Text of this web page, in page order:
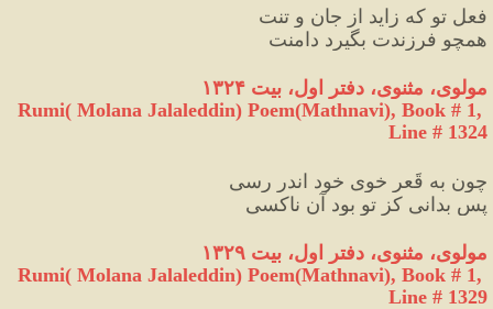
فعل تو که زاید از جان و تنت
همچو فرزندت بگیرد دامنت
مولوی، مثنوی، دفتر اول، بیت ۱۳۲۴
Rumi( Molana Jalaleddin) Poem(Mathnavi), Book # 1,
Line # 1324
چون به قَعرِ خویِ خود اندر رسی
پس بدانی کز تو بود آن ناکسی
مولوی، مثنوی، دفتر اول، بیت ۱۳۲۹
Rumi( Molana Jalaleddin) Poem(Mathnavi), Book # 1,
Line # 1329